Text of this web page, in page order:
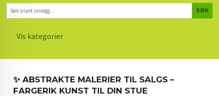
Vis kategorier
KUNST OG KUNSTNEREN
✨ ABSTRAKTE MALERIER TIL SALGS –
FARGERIK KUNST TIL DIN STUE